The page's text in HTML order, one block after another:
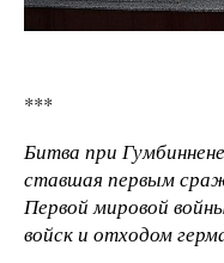
***
Битва при
ставшая первым
Первой мировой
войск и отходом